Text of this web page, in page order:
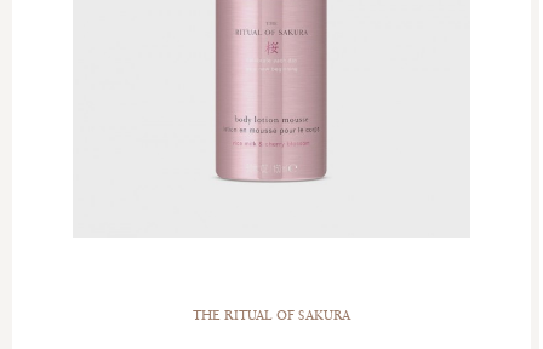
THE RITUAL OF SAKURA